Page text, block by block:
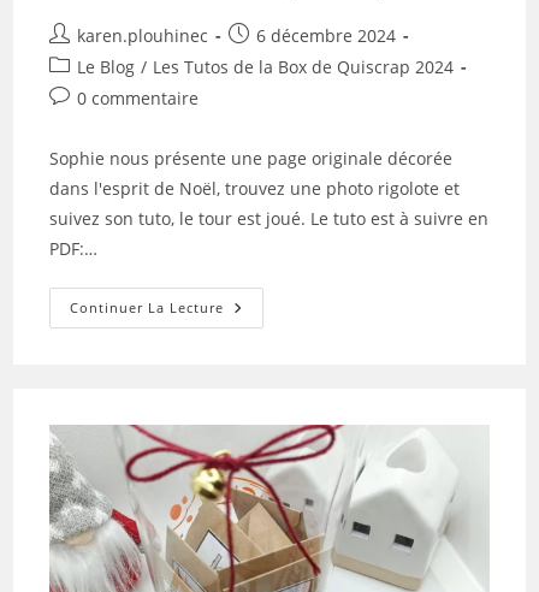
Auteur/autrice
de
la
publication :
karen.plouhinec
Publication
publiée :
6 décembre 2024
Post
category:
Le Blog / Les Tutos de la Box de Quiscrap 2024
Commentaires
la
publication :
0 commentaire
Sophie nous présente une page originale décorée
dans l'esprit de Noël, trouvez une photo rigolote et
suivez son tuto, le tour est joué. Le tuto est à suivre en
PDF:…
Continuer La Lecture Tuto
N°2
2024
Sophie
La